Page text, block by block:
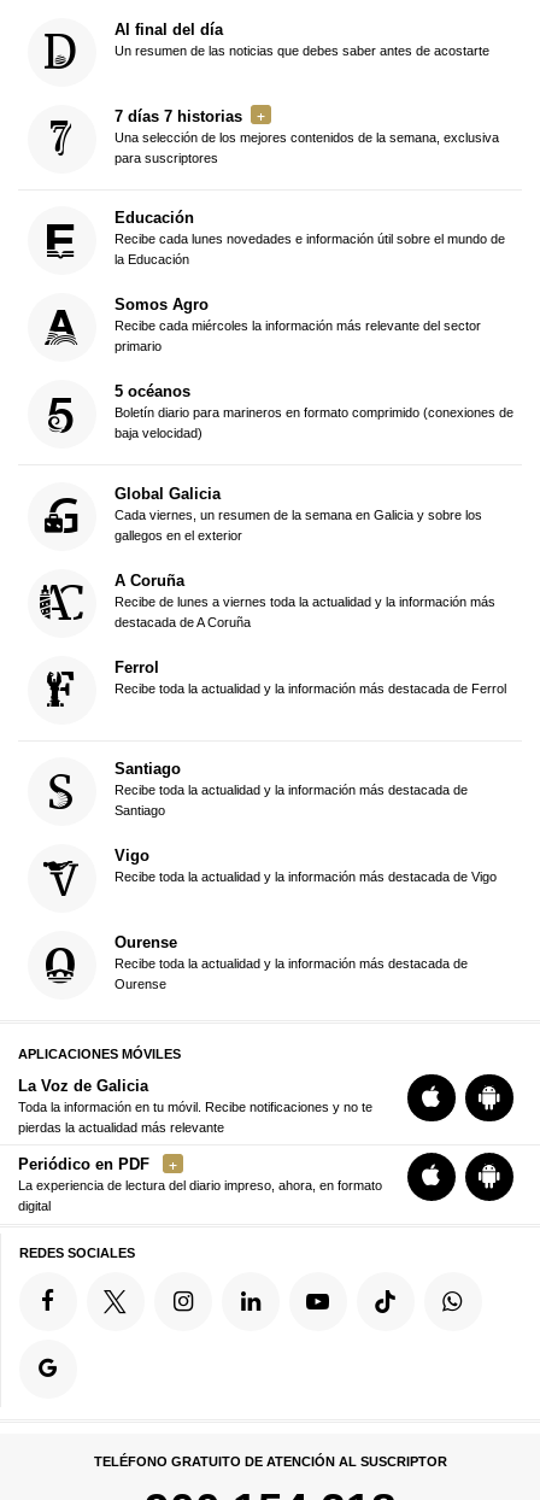
Al final del día
Un resumen de las noticias que debes saber antes de acostarte
7 días 7 historias
Una selección de los mejores contenidos de la semana, exclusiva
para suscriptores
Educación
Recibe cada lunes novedades e información útil sobre el mundo de
la Educación
Somos Agro
Recibe cada miércoles la información más relevante del sector
primario
5 océanos
Boletín diario para marineros en formato comprimido (conexiones de
baja velocidad)
Global Galicia
Cada viernes, un resumen de la semana en Galicia y sobre los
gallegos en el exterior
A Coruña
Recibe de lunes a viernes toda la actualidad y la información más
destacada de A Coruña
Ferrol
Recibe toda la actualidad y la información más destacada de Ferrol
Santiago
Recibe toda la actualidad y la información más destacada de
Santiago
Vigo
Recibe toda la actualidad y la información más destacada de Vigo
Ourense
Recibe toda la actualidad y la información más destacada de
Ourense
APLICACIONES MÓVILES
La Voz de Galicia
Toda la información en tu móvil. Recibe notificaciones y no te
pierdas la actualidad más relevante
Periódico en PDF
La experiencia de lectura del diario impreso, ahora, en formato
digital
REDES SOCIALES
TELÉFONO GRATUITO DE ATENCIÓN AL SUSCRIPTOR